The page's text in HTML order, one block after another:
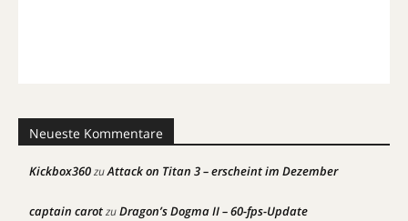
Neueste Kommentare
Kickbox360zuAttack on Titan 3 – erscheint im Dezember
captain carotzuDragon’s Dogma II – 60-fps-Update